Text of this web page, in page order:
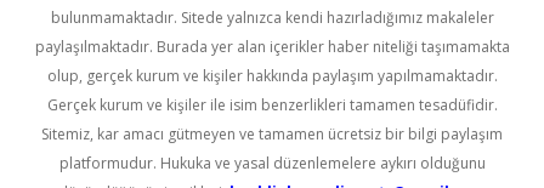
bulunmamaktadır. Sitede yalnızca kendi hazırladığımız makaleler
paylaşılmaktadır. Burada yer alan içerikler haber niteliği taşımamakta
olup, gerçek kurum ve kişiler hakkında paylaşım yapılmamaktadır.
Gerçek kurum ve kişiler ile isim benzerlikleri tamamen tesadüfidir.
Sitemiz, kar amacı gütmeyen ve tamamen ücretsiz bir bilgi paylaşım
platformudur. Hukuka ve yasal düzenlemelere aykırı olduğunu